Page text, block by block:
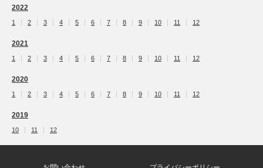
2022
1 2 3 4 5 6 7 8 9 10 11 12
2021
1 2 3 4 5 6 7 8 9 10 11 12
2020
1 2 3 4 5 6 7 8 9 10 11 12
2019
10 11 12